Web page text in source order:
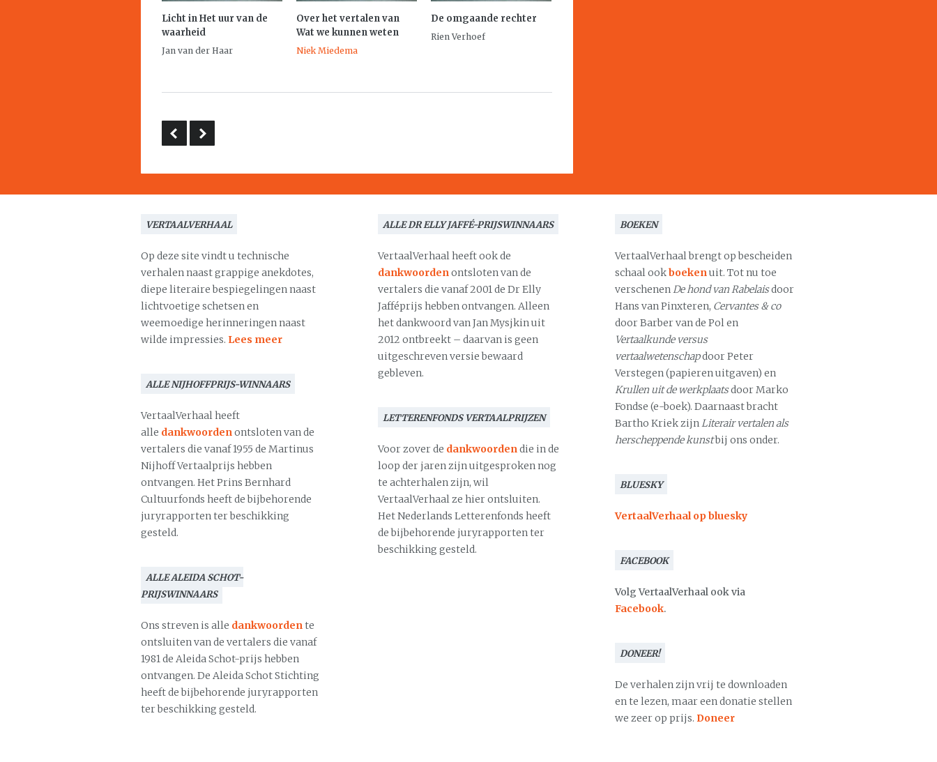
Licht inHet uur van de
waarheid
Jan van der Haar
Over het vertalen van
Wat we kunnen weten
Niek Miedema
De omgaande rechter
Rien Verhoef
VERTAALVERHAAL
Op deze site vindt u technische
verhalen naast grappige anekdotes,
diepe literaire bespiegelingen naast
lichtvoetige schetsen en
weemoedige herinneringen naast
wilde impressies. Lees meer
ALLE NIJHOFFPRIJS-WINNAARS
VertaalVerhaal heeft
alle dankwoordenontsloten van de
vertalers die vanaf 1955 de Martinus
Nijhoff Vertaalprijs hebben
ontvangen. Het Prins Bernhard
Cultuurfonds heeft de bijbehorende
juryrapporten ter beschikking
gesteld.
ALLE ALEIDA SCHOT-
PRIJSWINNAARS
Ons streven is alle dankwoordente
ontsluiten van de vertalers die vanaf
1981 de Aleida Schot-prijs hebben
ontvangen. De Aleida Schot Stichting
heeft de bijbehorende juryrapporten
ter beschikking gesteld.
ALLE DR ELLY JAFFÉ-PRIJSWINNAARS
VertaalVerhaal heeft ook de
dankwoordenontsloten van de
vertalers die vanaf 2001 de Dr Elly
Jafféprijs hebben ontvangen. Alleen
het dankwoord van Jan Mysjkin uit
2012 ontbreekt – daarvan is geen
uitgeschreven versie bewaard
gebleven.
LETTERENFONDS VERTAALPRIJZEN
Voor zover de dankwoordendie in de
loop der jaren zijn uitgesproken nog
te achterhalen zijn, wil
VertaalVerhaal ze hier ontsluiten.
Het Nederlands Letterenfonds heeft
de bijbehorende juryrapporten ter
beschikking gesteld.
BOEKEN
VertaalVerhaal brengt op bescheiden
schaal ookboekenuit. Tot nu toe
verschenenDe hond van Rabelaisdoor
Hans van Pinxteren, Cervantes & co
door Barber van de Pol en
Vertaalkunde versus
vertaalwetenschapdoor Peter
Verstegen (papieren uitgaven) en
Krullen uit de werkplaatsdoor Marko
Fondse (e-boek). Daarnaast bracht
Bartho Kriek zijnLiterair vertalen als
herscheppende kunstbij ons onder.
BLUESKY
VertaalVerhaal op bluesky
FACEBOOK
Volg VertaalVerhaal ook via
Facebook.
DONEER!
De verhalen zijn vrij te downloaden
en te lezen, maar een donatie stellen
we zeer op prijs. Doneer